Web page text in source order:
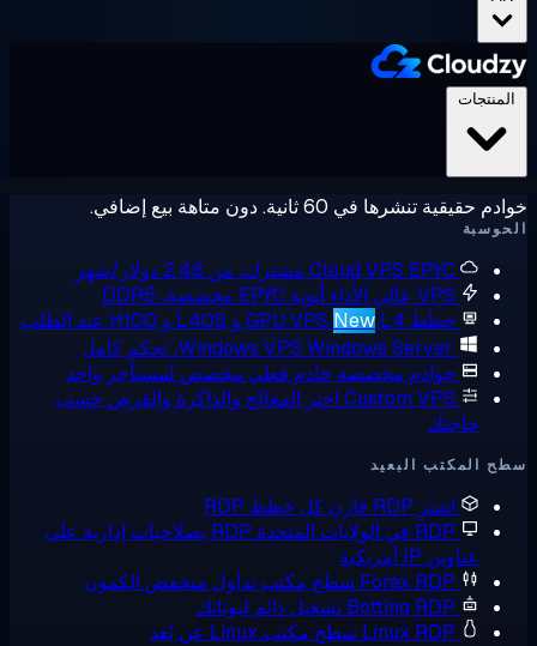
تنشرها في 60 ثانية. دون متاهة بيع إضافي.
Cloud VPSEPYC مشترك، من 2.48 دولار/شهر
VPS عالي الأداء
أنوية EPYC مخصصة، DDR5
خطط GPU VPS
New L4 و L40S و H100 عند الطلب
Windows VPS Windows Server، تحكم كامل
خوادم مخصصةخادم فعلي مخصص لمستأجر واحد
Custom VPS اختر المعالج والذاكرة والقرص حسب
حاجتك
المكتب البعيد
اشترِ RDP
قارن كل خطط RDP
RDP في الولايات المتحدة
RDP بصلاحيات إدارية على
عناوين IP أمريكية
Forex RDP سطح مكتب تداول منخفض الكمون
Botting RDP تشغيل دائم لبوتاتك
Linux RDPسطح مكتب Linux عن بُعد